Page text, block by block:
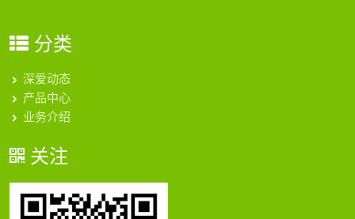
分类
深爱动态
产品中心
业务介绍
关注